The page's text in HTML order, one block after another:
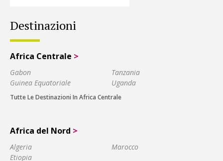
Destinazioni
Africa Centrale >
Gabon
Guinea Equatoriale
Tanzania
Uganda
Tutte Le Destinazioni In Africa Centrale
Africa del Nord >
Algeria
Etiopia
Marocco